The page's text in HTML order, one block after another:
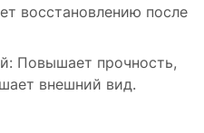
восстановлению после
Повышает прочность,
внешний вид.